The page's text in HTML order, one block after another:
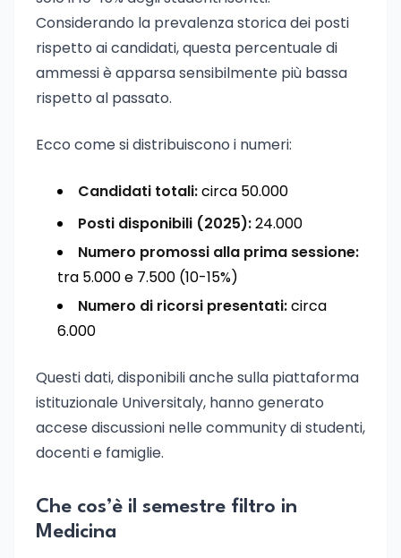
Considerando la prevalenza storica dei posti
rispetto ai candidati, questa percentuale di
ammessi è apparsa sensibilmente più bassa
rispetto al passato.
Ecco come si distribuiscono i numeri:
Candidati totali:circa 50.000
Posti disponibili (2025):24.000
Numero promossi alla prima sessione:
tra 5.000 e 7.500 (10-15%)
Numero di ricorsi presentati:circa
6.000
Questi dati, disponibili anche sulla piattaforma
istituzionale Universitaly, hanno generato
accese discussioni nelle community di studenti,
docenti e famiglie.
Che cos’è il semestre filtro in
Medicina